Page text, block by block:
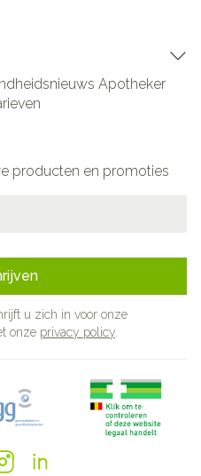
Apotheker
producten en promoties
u zich in voor onze
onze privacy policy